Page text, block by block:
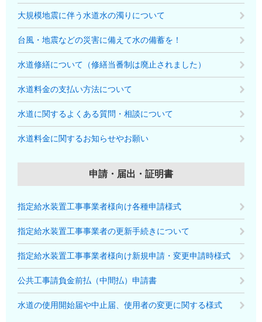
大規模地震に伴う水道水の濁りについて
台風・地震などの災害に備えて水の備蓄を！
水道修繕について（修繕当番制は廃止されました）
水道料金の支払い方法について
水道に関するよくある質問・相談について
水道料金に関するお知らせやお願い
申請・届出・証明書
指定給水装置工事事業者様向け各種申請様式
指定給水装置工事事業者の更新手続きについて
指定給水装置工事事業者様向け新規申請・変更申請時様式
公共工事請負金前払（中間払）申請書
水道の使用開始届や中止届、使用者の変更に関する様式